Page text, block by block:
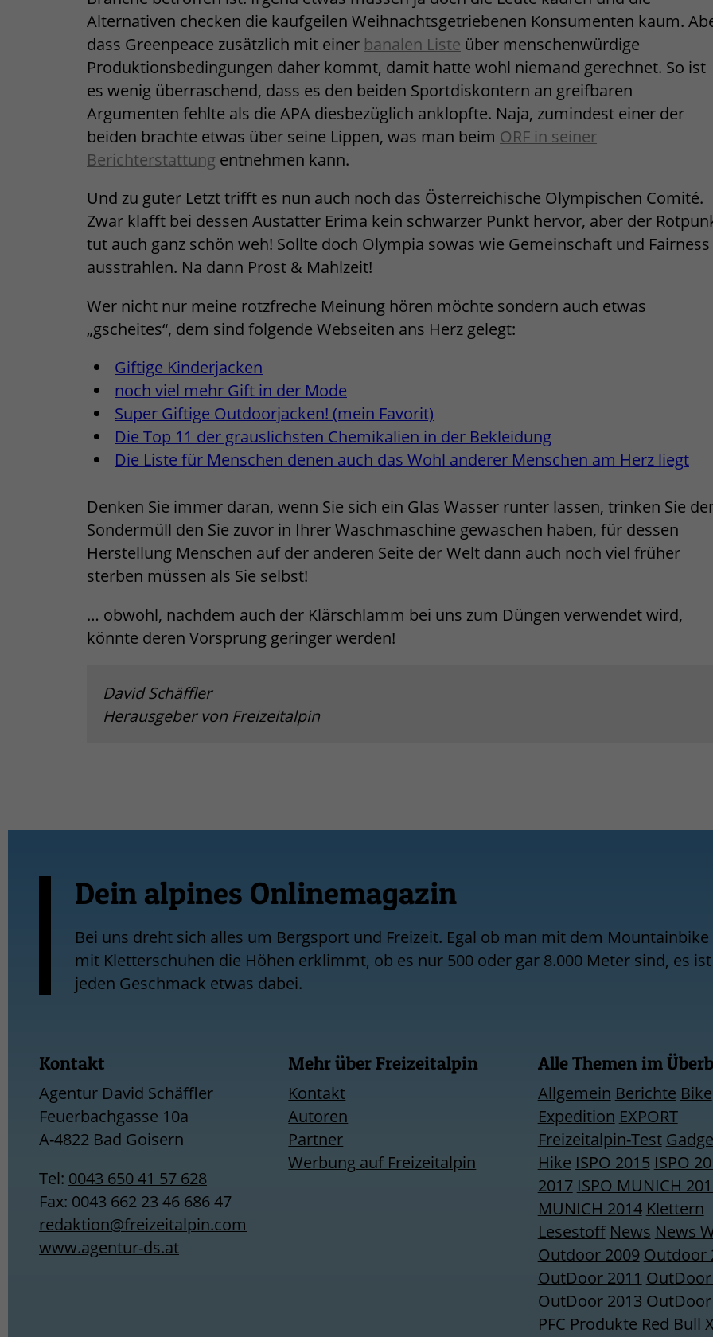
Alternativen checken die kaufgeilen Weihnachtsgetriebenen Konsumenten kaum.
dass Greenpeace zusätzlich mit einer banalen Liste über menschenwürdige
Produktionsbedingungen daher kommt, damit hatte wohl niemand gerechnet. So ist
es wenig überraschend, dass es den beiden Sportdiskontern an greifbaren
Argumenten fehlte als die APA diesbezüglich anklopfte. Naja, zumindest einer der
beiden brachte etwas über seine Lippen, was man beim ORF in seiner
Berichterstattung entnehmen kann.
Und zu guter Letzt trifft es nun auch noch das Österreichische Olympischen Comité.
Zwar klafft bei dessen Austatter Erima kein schwarzer Punkt hervor, aber der
tut auch ganz schön weh! Sollte doch Olympia sowas wie Gemeinschaft und Fairness
ausstrahlen. Na dann Prost & Mahlzeit!
Wer nicht nur meine rotzfreche Meinung hören möchte sondern auch etwas
„gscheites“, dem sind folgende Webseiten ans Herz gelegt:
Giftige Kinderjacken
noch viel mehr Gift in der Mode
Super Giftige Outdoorjacken! (mein Favorit)
Die Top 11 der grauslichsten Chemikalien in der Bekleidung
Die Liste für Menschen denen auch das Wohl anderer Menschen am Herz liegt
Denken Sie immer daran, wenn Sie sich ein Glas Wasser runter lassen, trinken Sie
Sondermüll den Sie zuvor in Ihrer Waschmaschine gewaschen haben, für dessen
Herstellung Menschen auf der anderen Seite der Welt dann auch noch viel früher
sterben müssen als Sie selbst!
… obwohl, nachdem auch der Klärschlamm bei uns zum Düngen verwendet wird,
könnte deren Vorsprung geringer werden!
David Schäffler
Herausgeber von Freizeitalpin
Dein alpines Onlinemagazin
Bei uns dreht sich alles um Bergsport und Freizeit. Egal ob man mit dem
mit Kletterschuhen die Höhen erklimmt, ob es nur 500 oder gar 8.000 Meter sind, es
jeden Geschmack etwas dabei.
Mehr über Freizeitalpin
Kontakt
Autoren
Partner
Werbung auf Freizeitalpin
Kontakt
Agentur David Schäffler
Feuerbachgasse 10a
A-4822 Bad Goisern
Tel: 0043 650 41 57 628
Fax: 0043 662 23 46 686 47
redaktion@freizeitalpin.com
www.agentur-ds.at
Alle Themen im
Allgemein Berichte Bike
Expedition EXPORT
Freizeitalpin-Test
Hike ISPO 2015 ISPO
2017 ISPO MUNICH
MUNICH 2014 Klettern
Lesestoff News News
Outdoor 2009 Outdoor
OutDoor 2011
OutDoor 2013
PFC Produkte Red Bull